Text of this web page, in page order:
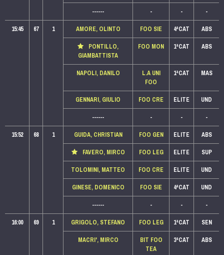
------ - -
-
15:45
67 1 AMORE, OLINTO FOO SIE 4ªCAT
ABS
PONTILLO,
GIAMBATTISTA
FOO MON 1ªCAT ABS
NAPOLI, DANILO
L.A UNI
FOO
1ªCAT MAS
GENNARI, GIULIO FOO CRE ELITE
UND
------
- -
-
15:52
68 1 GUIDA, CHRISTIAN FOO GEN ELITE
ABS
FAVERO, MIRCO
FOO LEG ELITE
SUP
TOLOMINI, MATTEO
FOO CRE ELITE
UND
GINESE, DOMENICO
FOO SIE 4ªCAT
UND
------
- -
-
16:00
69 1 GRIGOLO, STEFANO FOO LEG 1ªCAT
SEN
MACRI', MIRCO
BIT FOO
TEA
3ªCAT ABS